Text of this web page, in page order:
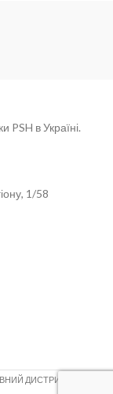
PSH в Україні.
1/58
ДИСТРИБ'ЮТОР